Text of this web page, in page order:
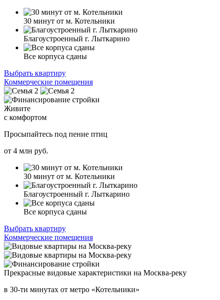
30 минут от м. Котельники
Благоустроенный г. Лыткарино
Все корпуса сданы
Выбрать квартиру
Коммерческие помещения
Живите
с комфортом
Просыпайтесь под пение птиц
от 4 млн руб.
30 минут от м. Котельники
Благоустроенный г. Лыткарино
Все корпуса сданы
Выбрать квартиру
Коммерческие помещения
Прекрасные видовые характеристики на Москва-реку
в 30-ти минутах от метро «Котельники»